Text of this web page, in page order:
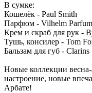
В сумке:
Кошелёк - Paul Smith
Парфюм - Vilhelm
Крем и скраб для рук -
Тушь, консилер - Tom
Бальзам для губ - Clarins
Новые коллекции
настроение, новые
Арбате!